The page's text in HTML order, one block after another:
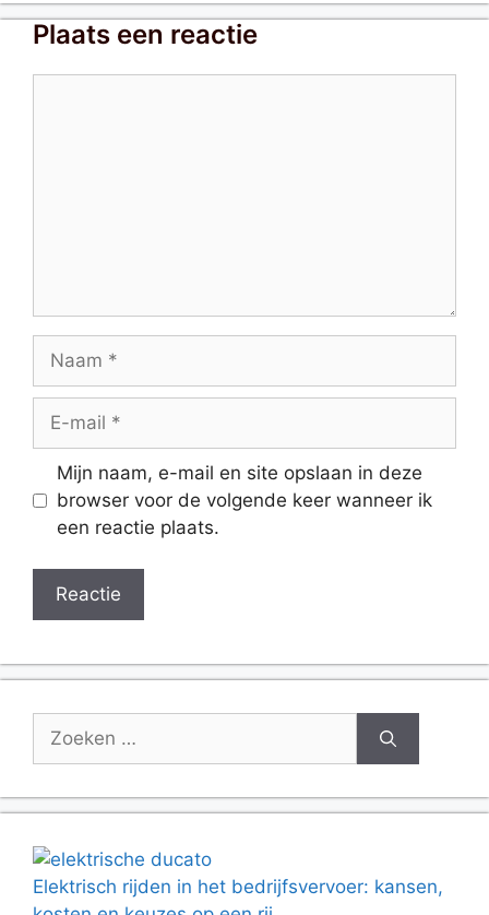
Plaats een reactie
mail
Website
Mijn naam, e-mail en site opslaan in deze
browser voor de volgende keer wanneer ik
een reactie plaats.
Zoek
Elektrisch rijden in het bedrijfsvervoer: kansen,